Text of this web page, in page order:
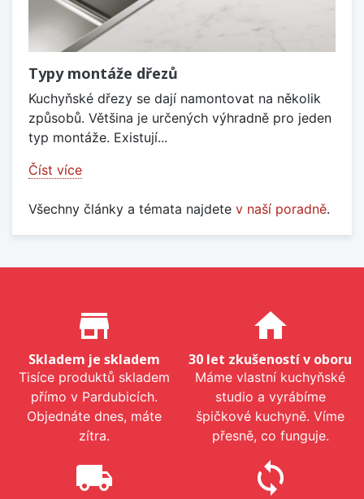
Typy montáže dřezů
Kuchyňské dřezy se dají namontovat na několik
způsobů. Většina je určených výhradně pro jeden
typ montáže. Existují...
Číst více
Všechny články a témata najdete v naší poradně.
Proč nakupovat u nás?
store_mall_directory
Skladem je skladem
Tisíce produktů skladem
přímo v Pardubicích.
Objednáte dnes, máte
zítra.
home
30 let zkušeností v oboru
Máme vlastní kuchyňské
studio a vyrábíme
špičkové kuchyně. Víme
přesně, co funguje.
local_shipping sync